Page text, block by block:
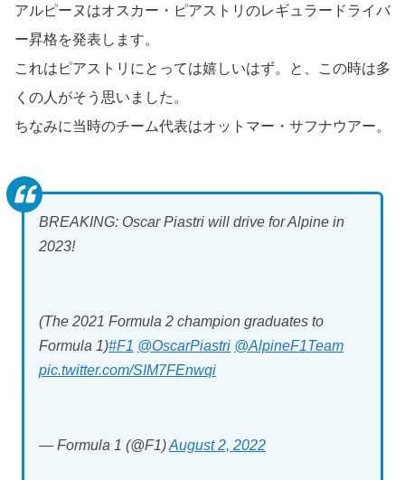
アルピーヌはオスカー・ピアストリのレギュラードライバ
ー昇格を発表します。
これはピアストリにとっては嬉しいはず。と、この時は多
くの人がそう思いました。
ちなみに当時のチーム代表はオットマー・サフナウアー。
BREAKING: Oscar Piastri will drive for Alpine in
2023!
(The 2021 Formula 2 champion graduates to
Formula 1)#F1 @OscarPiastri @AlpineF1Team
pic.twitter.com/SIM7FEnwqi
— Formula 1 (@F1)August 2, 2022